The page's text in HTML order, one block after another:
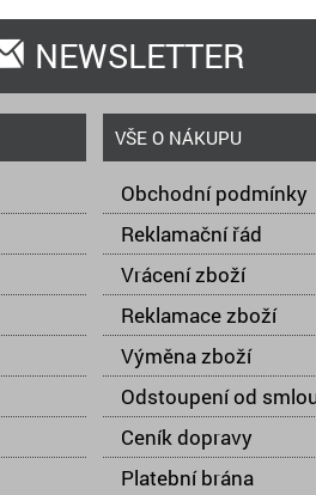
NEWSLETTER
VŠE O NÁKUPU
Obchodní podmínky
Reklamační řád
Vrácení zboží
Reklamace zboží
Výměna zboží
Odstoupení od
Ceník dopravy
Platební brána